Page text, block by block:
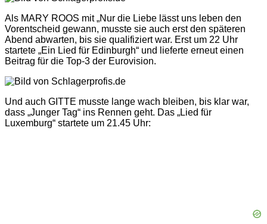
Als MARY ROOS mit „Nur die Liebe lässt uns leben den
Vorentscheid gewann, musste sie auch erst den späteren
Abend abwarten, bis sie qualifiziert war. Erst um 22 Uhr
startete „Ein Lied für Edinburgh“ und lieferte erneut einen
Beitrag für die Top-3 der Eurovision.
Und auch GITTE musste lange wach bleiben, bis klar war,
dass „Junger Tag“ ins Rennen geht. Das „Lied für
Luxemburg“ startete um 21.45 Uhr: